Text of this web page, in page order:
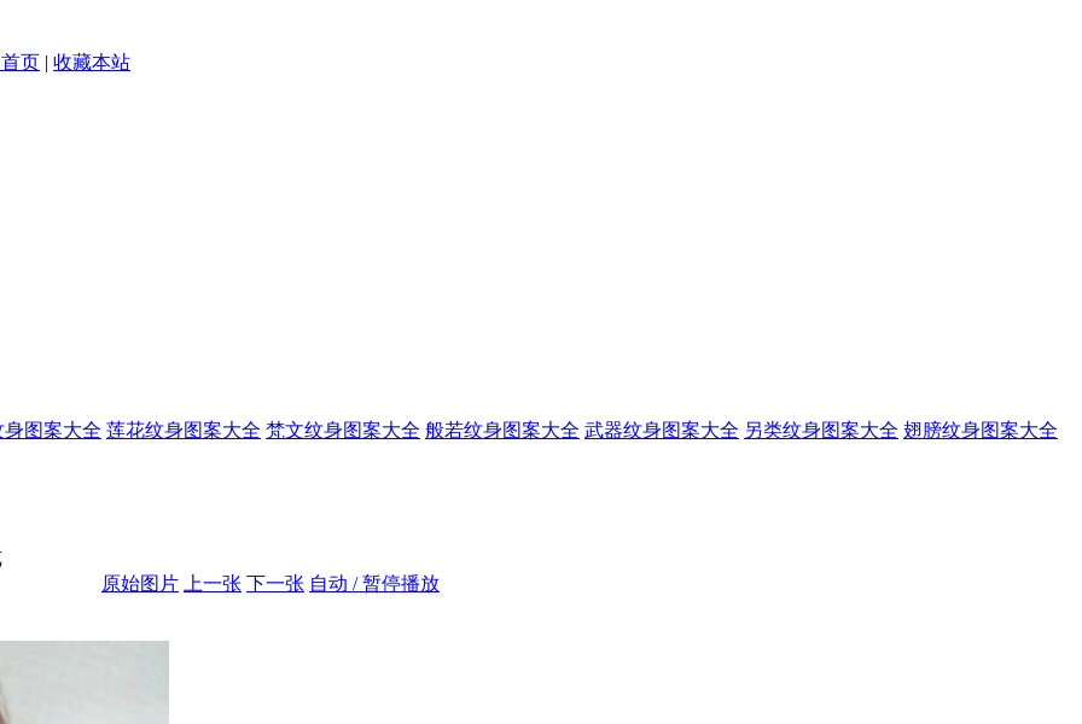
页 | 收藏本站
身图案大全 莲花纹身图案大全 梵文纹身图案大全 般若纹身图案大全 武器纹身图案大全 另类纹身图案大全 翅膀纹身图案大全
原始图片 上一张 下一张 自动 / 暂停播放